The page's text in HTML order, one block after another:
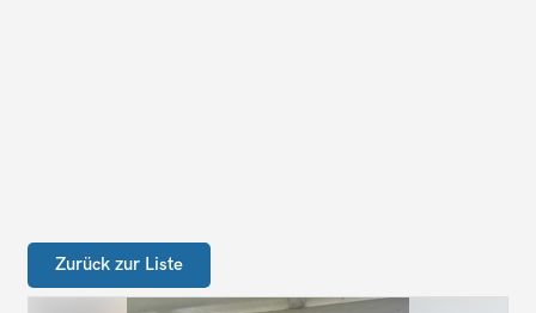
Zurück zur Liste